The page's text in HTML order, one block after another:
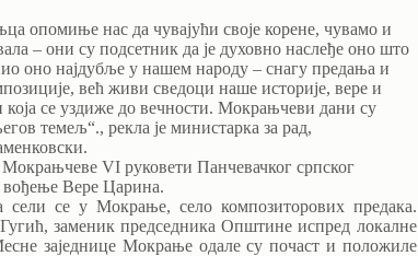
опомиње нас да чувајући своје корене, чувамо и
– они су подсетник да је духовно наслеђе оно што
оно најдубље у нашем народу – снагу предања и
већ живи сведоци наше историје, вере и
се уздиже до вечности. Мокрањчеви дани су
темељ“., рекла је министарка за рад,
VI руковети Панчевачког српског
вођење Вере Царина.
сели се у Мокрање, село композиторових предака.
заменик председника Општине испред локалне
заједнице Мокрање одале су почаст и положиле